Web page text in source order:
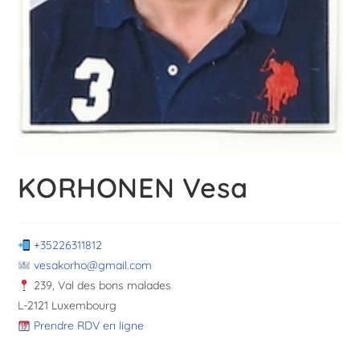
KORHONEN Vesa
+35226311812
vesakorho@gmail.com
239, Val des bons malades
L-2121 Luxembourg
Prendre RDV en ligne